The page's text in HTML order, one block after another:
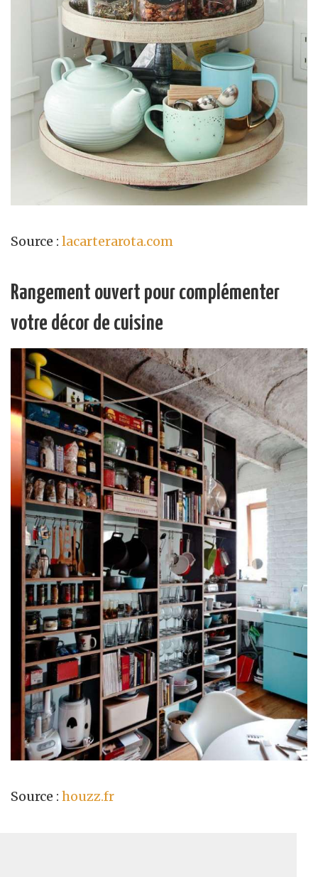
Source : lacarterarota.com
Rangement ouvert pour complémenter
votre décor de cuisine
Source : houzz.fr